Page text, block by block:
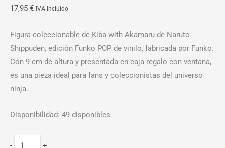
17,95 € IVA Incluído
Figura coleccionable de Kiba with Akamaru de Naruto
Shippuden, edición Funko POP de vinilo, fabricada por Funko.
Con 9 cm de altura y presentada en caja regalo con ventana,
es una pieza ideal para fans y coleccionistas del universo
ninja.
Disponibilidad: 49 disponibles
- +